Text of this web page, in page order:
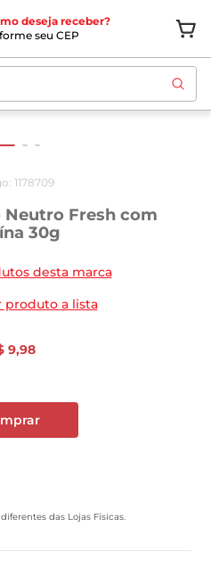
deseja receber?
seu CEP
: 1178709
Neutro Fresh com
30g
desta marca
produto a lista
9,98
das Lojas Físicas.